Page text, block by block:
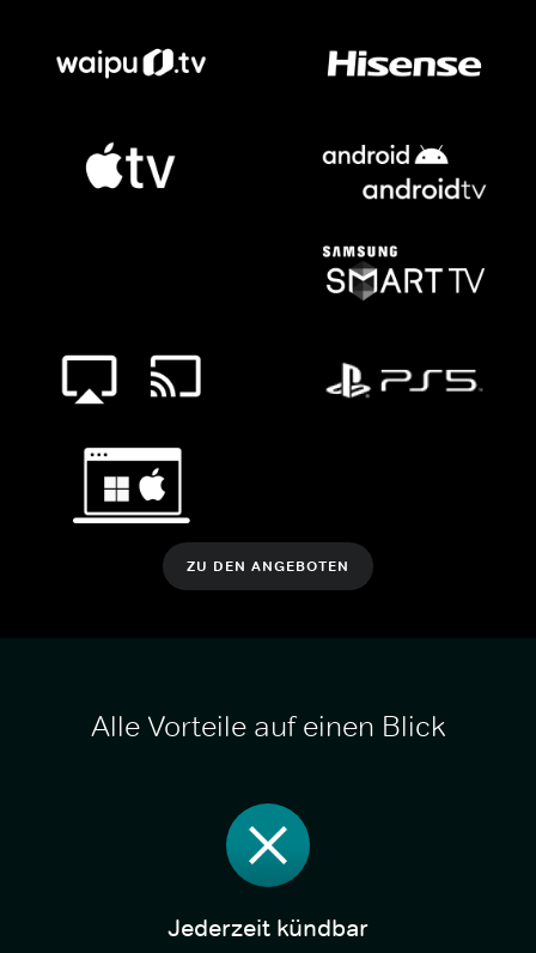
ZU DEN ANGEBOTEN
Alle Vorteile auf einen Blick
Jederzeit kündbar